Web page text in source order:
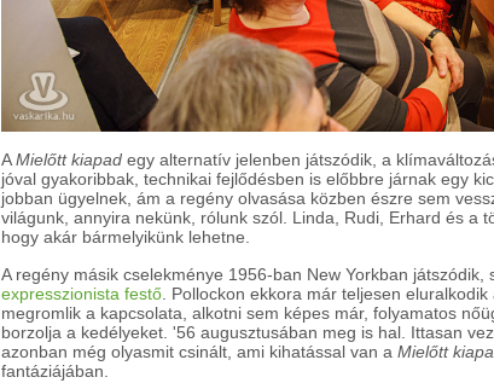
AMielőtt kiapad egy alternatív jelenben játszódik, a
jóval gyakoribbak, technikai fejlődésben is előbbre járnak egy
jobban ügyelnek, ám a regény olvasása közben észre sem
világunk, annyira nekünk, rólunk szól. Linda, Rudi, Erhard és a
hogy akár bármelyikünk lehetne.
A regény másik cselekménye 1956-ban New Yorkban játszódik,
expresszionista festő. Pollockon ekkora már teljesen
megromlik a kapcsolata, alkotni sem képes már, folyamatos
borzolja a kedélyeket. '56 augusztusában meg is hal. Ittasan
azonban még olyasmit csinált, ami kihatással van a Mielőtt
fantáziájában.